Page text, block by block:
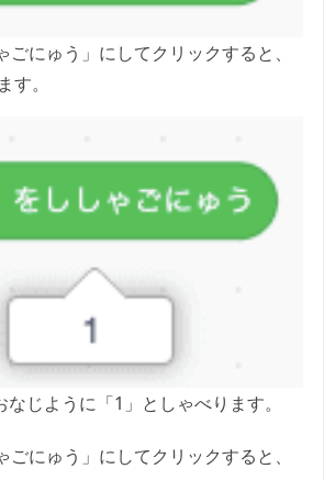
ごにゅう」にしてクリックすると、
す。
じように「1」としゃべります。
ごにゅう」にしてクリックすると、